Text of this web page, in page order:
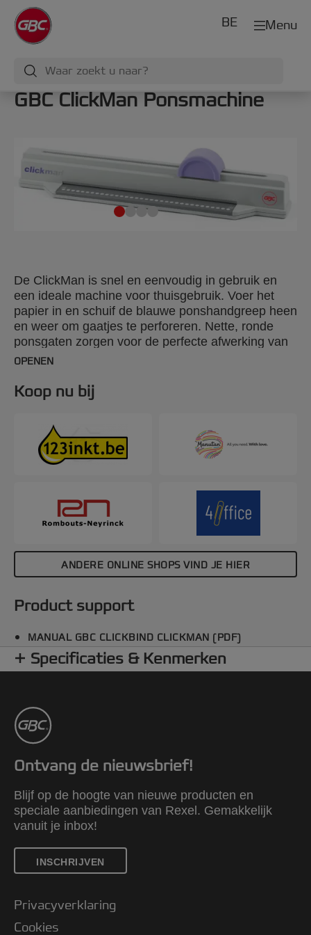
Menu
BE
GBC ClickMan Ponsmachine
De ClickMan is snel en eenvoudig in gebruik en
een ideale machine voor thuisgebruik. Voer het
papier in en schuif de blauwe ponshandgreep heen
en weer om gaatjes te perforeren. Nette, ronde
ponsgaten zorgen voor de perfecte afwerking van
het uiteindelijke document. Geschikt voor het
van 145 vel met een clickbindrug van 16 mm.
OPENEN
Koop nu bij
ANDERE ONLINE SHOPS VIND JE HIER
Product support
MANUAL GBC CLICKBIND CLICKMAN (PDF)
Specificaties & Kenmerken
Ontvang de nieuwsbrief!
Blijf op de hoogte van nieuwe producten en
speciale aanbiedingen van Rexel. Gemakkelijk
vanuit je inbox!
INSCHRIJVEN
Privacyverklaring
Cookies